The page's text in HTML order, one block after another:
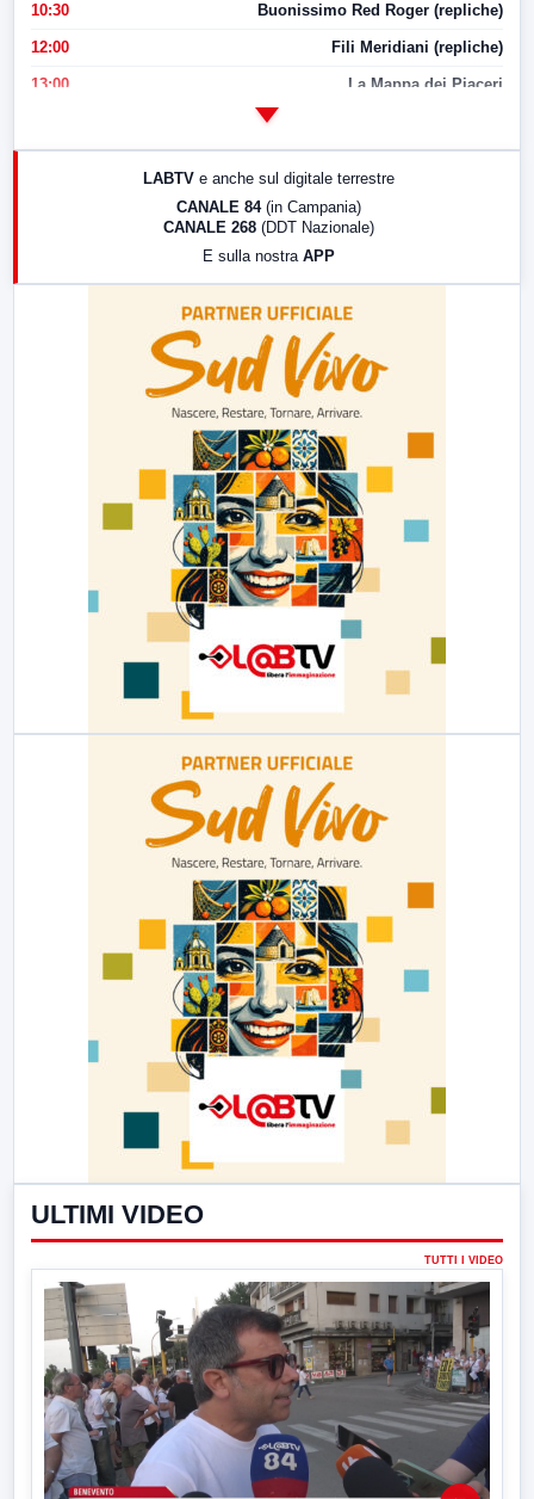
10:30 Buonissimo Red Roger (repliche)
12:00 Fili Meridiani (repliche)
13:00 La Mappa dei Piaceri
LABTV e anche sul digitale terrestre
CANALE 84 (in Campania)
CANALE 268 (DDT Nazionale)
E sulla nostra APP
ULTIMI VIDEO
TUTTI I VIDEO